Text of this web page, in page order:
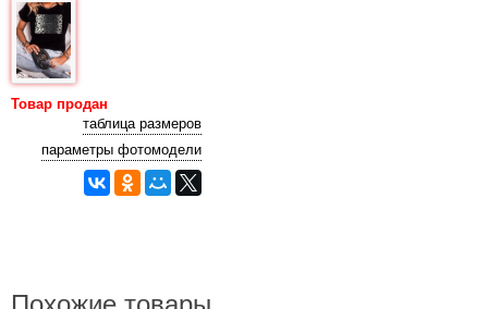
Товар продан
таблица размеров
параметры фотомодели